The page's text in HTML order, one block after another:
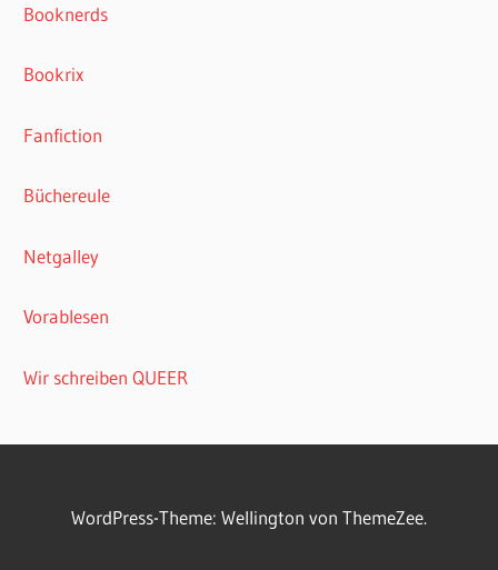
Booknerds
Bookrix
Fanfiction
Büchereule
Netgalley
Vorablesen
Wir schreiben QUEER
WordPress-Theme: Wellington von ThemeZee.